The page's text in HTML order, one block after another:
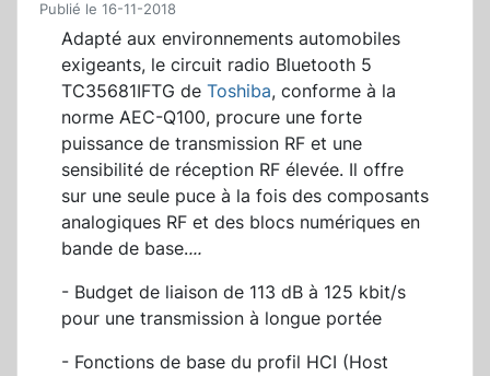
Publié le 16-11-2018
Adapté aux environnements automobiles
exigeants, le circuit radio Bluetooth 5
TC35681IFTG de Toshiba, conforme à la
norme AEC-Q100, procure une forte
puissance de transmission RF et une
sensibilité de réception RF élevée. Il offre
sur une seule puce à la fois des composants
analogiques RF et des blocs numériques en
bande de base....
- Budget de liaison de 113 dB à 125 kbit/s
pour une transmission à longue portée
- Fonctions de base du profil HCI (Host